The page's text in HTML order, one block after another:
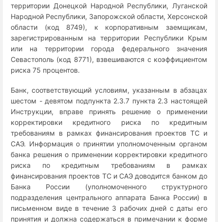
территории Донецкой Народной Республики, Луганской
Народной Республики, Запорожской области, Херсонской
области (код 8749), к корпоративным заемщикам,
зарегистрированным на территории Республики Крым
или на территории города федерального значения
Севастополь (код 8771), взвешиваются с коэффициентом
риска 75 процентов.
Банк, соответствующий условиям, указанным в абзацах
шестом - девятом подпункта 2.3.7 пункта 2.3 настоящей
Инструкции, вправе принять решение о применении
корректировки кредитного риска по кредитным
требованиям в рамках финансирования проектов ТС и
САЭ. Информация о принятии уполномоченным органом
банка решения о применении корректировки кредитного
риска по кредитным требованиям в рамках
финансирования проектов ТС и САЭ доводится банком до
Банка России (уполномоченного структурного
подразделения центрального аппарата Банка России) в
письменном виде в течение 3 рабочих дней с даты его
принятия и должна содержаться в примечании к форме